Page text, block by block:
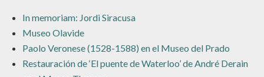
In memoriam: Jordi Siracusa
Museo Olavide
Paolo Veronese (1528-1588) en el Museo del Prado
Restauración de ‘El puente de Waterloo’ de André Derain